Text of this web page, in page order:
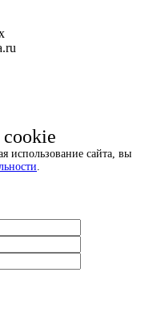
cookie
использование сайта, вы